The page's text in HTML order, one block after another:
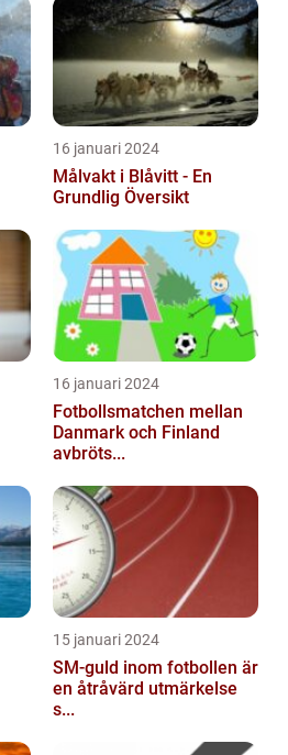
16 januari 2024
Målvakt i Blåvitt - En
Grundlig Översikt
16 januari 2024
Fotbollsmatchen mellan
Danmark och Finland
avbröts...
15 januari 2024
SM-guld inom fotbollen är
en åtråvärd utmärkelse
s...